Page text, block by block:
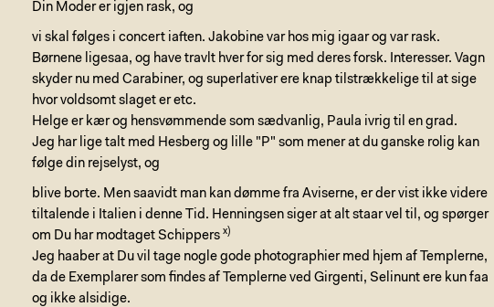
Din Moder er igjen rask, og
vi skal følges i concert iaften. Jakobine var hos mig igaar og var rask.
Børnene ligesaa, og have travlt hver for sig med deres forsk. Interesser. Vagn
skyder nu med Carabiner, og superlativer ere knap tilstrækkelige til at sige
hvor voldsomt slaget er etc.
Helge er kær og hensvømmende som sædvanlig, Paula ivrig til en grad.
Jeg har lige talt med Hesberg og lille "P" som mener at du ganske rolig kan
følge din rejselyst, og
blive borte. Men saavidt man kan dømme fra Aviserne, er der vist ikke videre
tiltalende i Italien i denne Tid. Henningsen siger at alt staar vel til, og spørger
om Du har modtaget Schippers x)
Jeg haaber at Du vil tage nogle gode photographier med hjem af Templerne,
da de Exemplarer som findes af Templerne ved Girgenti, Selinunt ere kun faa
og ikke alsidige.